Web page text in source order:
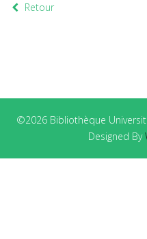
Retour
©2026 Bibliothèque
Designed By